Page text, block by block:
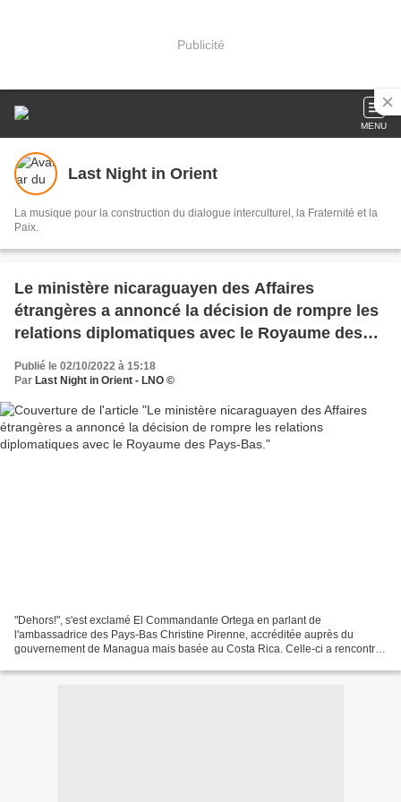
Publicité
MENU
Last Night in Orient
La musique pour la construction du dialogue interculturel, la Fraternité et la
Paix.
Le ministère nicaraguayen des Affaires
étrangères a annoncé la décision de rompre les
relations diplomatiques avec le Royaume des
Pays-Bas.
Publié le 02/10/2022 à 15:18
Par Last Night in Orient - LNO ©
"Dehors!", s'est exclamé El Commandante Ortega en parlant de
l'ambassadrice des Pays-Bas Christine Pirenne, accréditée auprès du
gouvernement de Managua mais basée au Costa Rica. Celle-ci a rencontré